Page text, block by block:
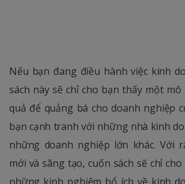
Nếu bạn đang điều hành việc kinh
sách này sẽ chỉ cho bạn thấy một
quả để quảng bá cho doanh nghiệp
bạn cạnh tranh với những nhà kinh
những doanh nghiệp lớn khác. Với
mới và sãng tạo, cuốn sách sẽ chỉ